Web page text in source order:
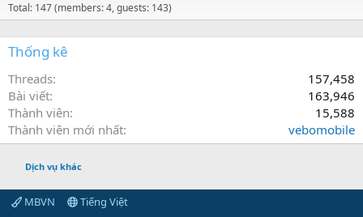
Total: 147 (members: 4, guests: 143)
Thống kê
Threads
157,458
Bài viết
163,946
Thành viên
15,588
Thành viên mới nhất
vebomobile
Dịch vụ khác
MBVN Tiếng Việt